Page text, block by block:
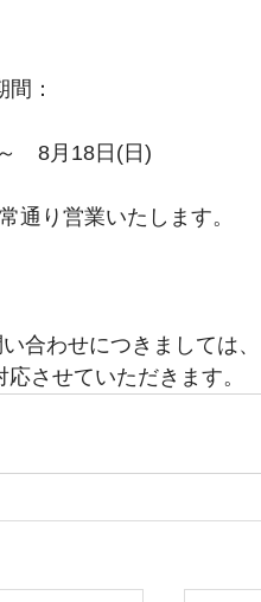
：
　8月18日(日)
通り営業いたします。
合わせにつきましては、
させていただきます。